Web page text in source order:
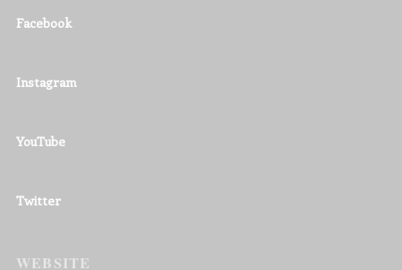
Facebook
Instagram
YouTube
Twitter
WEBSITE